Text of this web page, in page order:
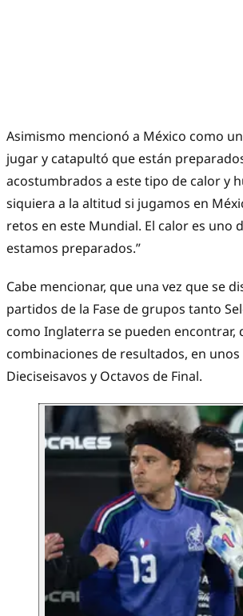
Asimismo mencionó a México como
jugar y catapultó que están
acostumbrados a este tipo de calor y
siquiera a la altitud si jugamos en
retos en este Mundial. El calor es uno
estamos preparados.”
Cabe mencionar, que una vez que se
partidos de la Fase de grupos tanto
como Inglaterra se pueden encontrar,
combinaciones de resultados, en
Dieciseisavos y Octavos de Final.